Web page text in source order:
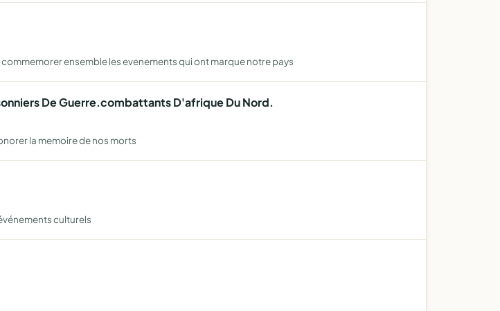
ensemble les evenements qui ont marque notre pays
De Guerre.combattants D'afrique Du Nord.
la memoire de nos morts
culturels